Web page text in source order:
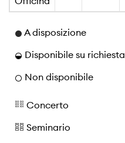
A disposizione
Disponibile su richiesta
Non disponibile
Concerto
Seminario